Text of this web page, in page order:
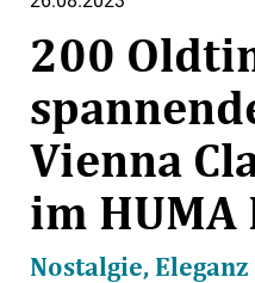
200
Vienna
im HUMA
Nostalgie,